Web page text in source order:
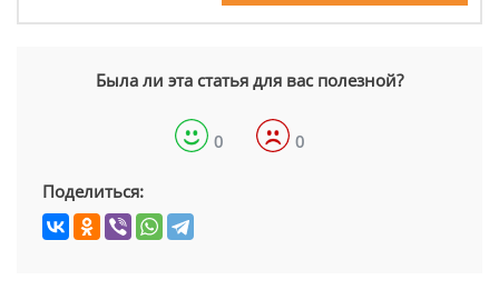
Была ли эта статья для вас полезной?
0 0
Поделиться: